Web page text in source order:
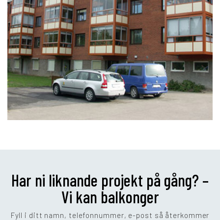
Har ni liknande projekt på gång? –
Vi kan balkonger
Fyll i ditt namn, telefonnummer, e-post så återkommer